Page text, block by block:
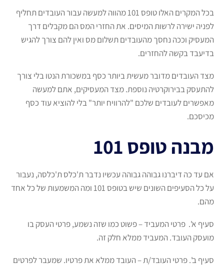
בכל המקרים האלו טופס 101 מהווה למעשה עבור העובדים תחליף
לפניה ישירה לרשות המיסים. את החזרי המס הם מקבלים דרך
המעסיק וככה נחסך מהעובדים תשלום מס ואין להם צורך להגיש
בדיעבד בקשה להחזרים.
מצד העובדים מדובר מעשית ביותר כסף במשכורת הנטו בלי צורך
להתעסק בבירוקרטיה נוספת. מצד המעסיקים, אתם למעשה
מאפשרים לעובדים שלכם "להרוויח יותר" בלי להוציא עוד כסף
מכיסכם.
מבנה טופס 101
אם עד כה דיברנו גבוהה גבוהה עכשיו נדבר ת'כלס ת'כלסה, נעבור
על כל הסעיפים השונים שיש בטופס 101 ומה המשמעות של כל אחד
מהם.
סעיף א'. פרטי המעביד – פשוט כמו שזה נשמע, פרטי העסק בו
מועסק העובד. המעביד ממלא חלק זה.
סעיף ב'. פרטי העובד/ת – העובד ממלא את פרטיו. שמעבר לפרטים